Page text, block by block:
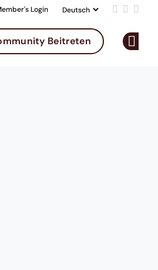
Login Add us on
Follow
Beitreten